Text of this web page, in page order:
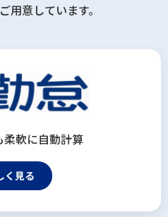
用意しています。
軟に自動計算
く見る